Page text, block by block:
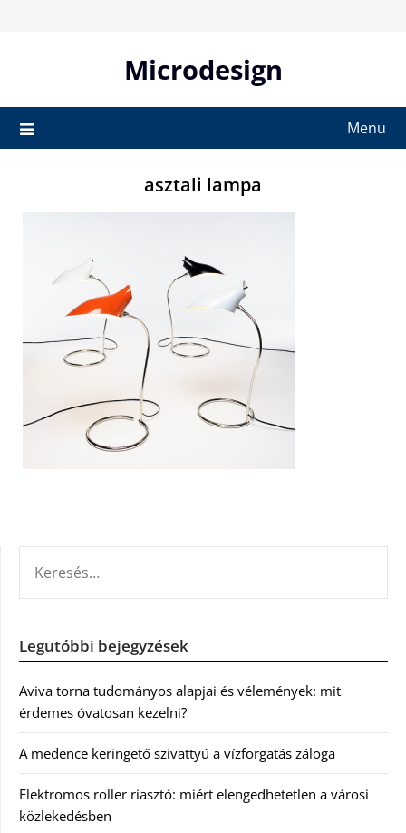
Microdesign
Menu
asztali lampa
Legutóbbi bejegyzések
Aviva torna tudományos alapjai és vélemények: mit
érdemes óvatosan kezelni?
A medence keringető szivattyú a vízforgatás záloga
Elektromos roller riasztó: miért elengedhetetlen a városi
közlekedésben